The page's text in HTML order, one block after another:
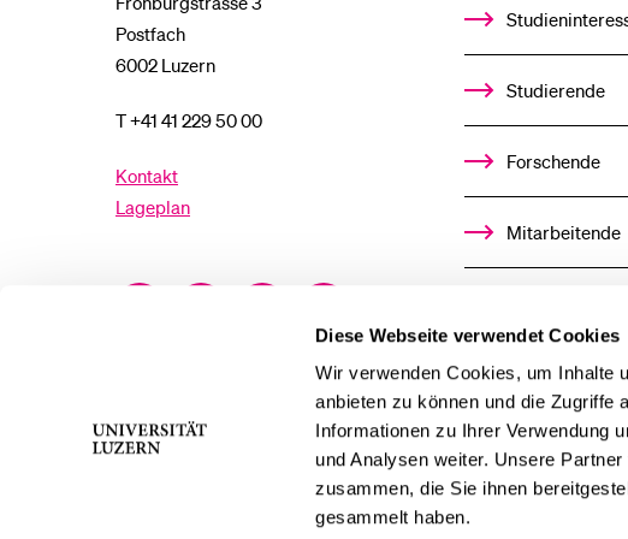
Diese Webseite verwendet Cookies
Wir verwenden Cookies, um Inhalte
anbieten zu können und die Zugriffe
Informationen zu Ihrer Verwendung
und Analysen weiter. Unsere
zusammen, die Sie ihnen
gesammelt haben.
Postfach
6002 Luzern
T +41 41 229 50 00
Kontakt
Lageplan
Studierende
Forschende
Mitarbeitende
Förderer